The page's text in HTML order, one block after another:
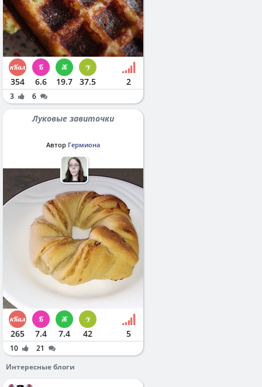
354 6.6 19.7 37.5 2
3 6
Луковые завиточки
Автор Гермиона
265 7.4 7.4 42 5
10
21
Интересные блоги